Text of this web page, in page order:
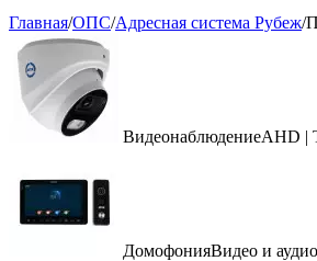
Главная/ОПС/Адресная система Рубеж/
ВидеонаблюдениеAHD |
ДомофонияВидео и